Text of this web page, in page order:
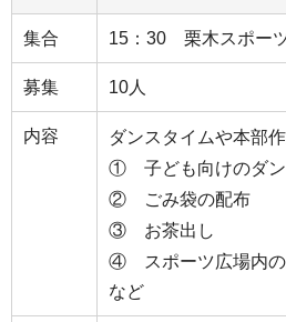
集合 15：30 栗木スポー
募集 10人
内容
ダンスタイムや本部
① 子ども向けのダン
② ごみ袋の配布
③ お茶出し
④ スポーツ広場内の
など